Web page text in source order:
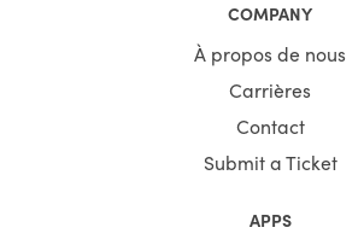
COMPANY
À propos de nous
Carrières
Contact
Submit a Ticket
APPS